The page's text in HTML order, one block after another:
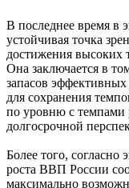
В последнее время в
устойчивая точка
достижения высоких
Она заключается в
запасов эффективных
для сохранения
по уровню с темпами
долгосрочной
Более того,
роста ВВП России
максимально